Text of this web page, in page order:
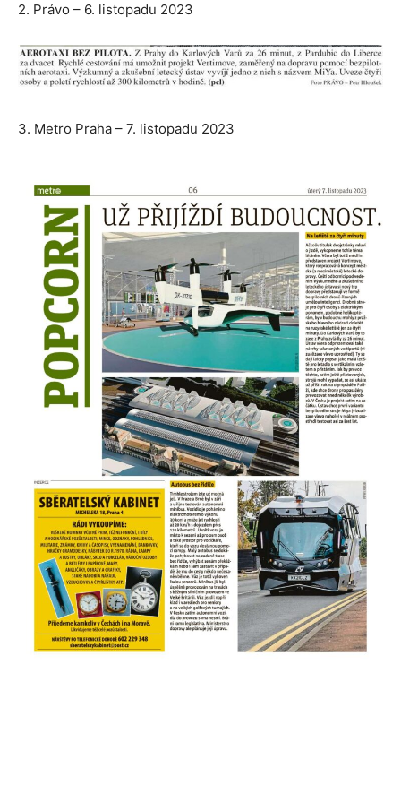
2. Právo – 6. listopadu 2023
3. Metro Praha – 7. listopadu 2023